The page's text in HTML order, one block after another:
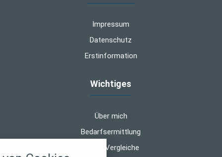
Impressum
Datenschutz
Erstinformation
Wichtiges
Über mich
Bedarfsermittlung
Online-Vergleiche